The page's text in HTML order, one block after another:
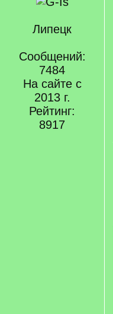
Липецк
Сообщений:
7484
На сайте с
2013 г.
Рейтинг:
8917